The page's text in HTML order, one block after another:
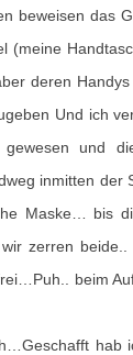
2
.
2
0
2
1
beweisen
(meine
deren
Und ich
und
inmitten der
Maske… bis
zerren
beim
hab